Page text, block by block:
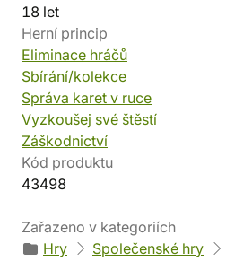
18 let
Herní princip
Eliminace hráčů
Sbírání/kolekce
Správa karet v ruce
Vyzkoušej své štěstí
Záškodnictví
Kód produktu
43498
Zařazeno v kategoriích
Hry
Společenské hry